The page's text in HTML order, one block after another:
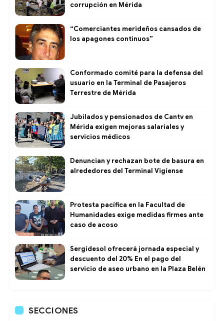
corrupción en Mérida
“Comerciantes merideños cansados de
los apagones continuos”
Conformado comité para la defensa del
usuario en la Terminal de Pasajeros
Terrestre de Mérida
Jubilados y pensionados de Cantv en
Mérida exigen mejoras salariales y
servicios médicos
Denuncian y rechazan bote de basura en
alrededores del Terminal Vigíense
Protesta pacífica en la Facultad de
Humanidades exige medidas firmes ante
caso de acoso
Sergidesol ofrecerá jornada especial y
descuento del 20% En el pago del
servicio de aseo urbano en la Plaza Belén
SECCIONES